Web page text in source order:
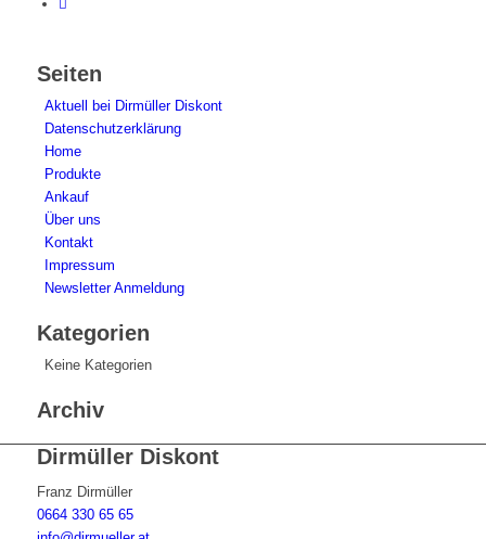
Seiten
Aktuell bei Dirmüller Diskont
Datenschutzerklärung
Home
Produkte
Ankauf
Über uns
Kontakt
Impressum
Newsletter Anmeldung
Kategorien
Keine Kategorien
Archiv
Dirmüller Diskont
Franz Dirmüller
0664 330 65 65